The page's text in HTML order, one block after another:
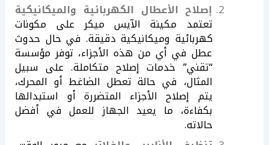
إصلاح الأعطال الكهربائية والميكانيكية
تعتمد مكينة الآيس ميكر على مكونات
كهربائية وميكانيكية دقيقة. في حال حدوث
عطل في أي من هذه الأجزاء، توفر مؤسسة
“تقني” خدمات إصلاح متكاملة. على سبيل
المثال، في حالة تعطل الضاغط أو المحرك،
يتم إصلاح الأجزاء المتضررة أو استبدالها
بكفاءة، ما يعيد الجهاز للعمل في أفضل
حالاته.